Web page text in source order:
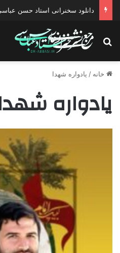
دانلود سخنرانی استاد حسن عباسی
جستجو برای
خانه / یادواره شهدا
یادواره